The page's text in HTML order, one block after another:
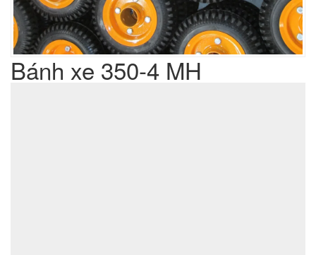
Bánh xe 350-4 MH